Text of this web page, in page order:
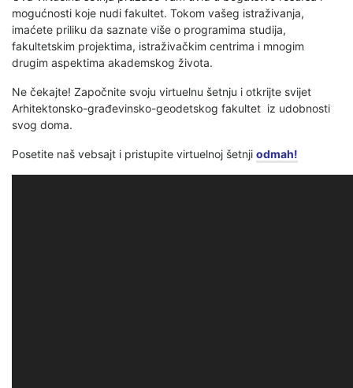
mogućnosti koje nudi fakultet. Tokom vašeg istraživanja,
imaćete priliku da saznate više o programima studija,
fakultetskim projektima, istraživačkim centrima i mnogim
drugim aspektima akademskog života.
Ne čekajte! Započnite svoju virtuelnu šetnju i otkrijte svijet
Arhitektonsko-građevinsko-geodetskog fakultet iz udobnosti
svog doma.
Posetite naš vebsajt i pristupite virtuelnoj šetnji odmah!